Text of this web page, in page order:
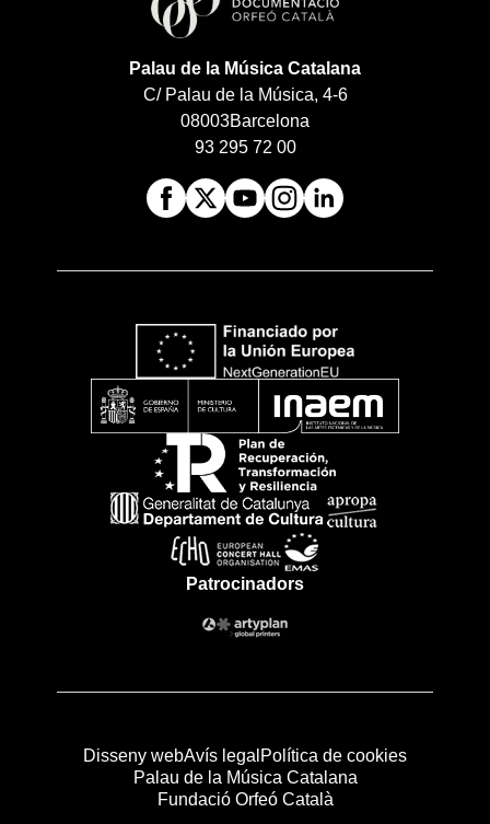
Palau de la Música Catalana
C/ Palau de la Música, 4-6
08003Barcelona
93 295 72 00
Patrocinadors
Disseny webAvís legal Política de cookies
Palau de la Música Catalana
Fundació Orfeó Català